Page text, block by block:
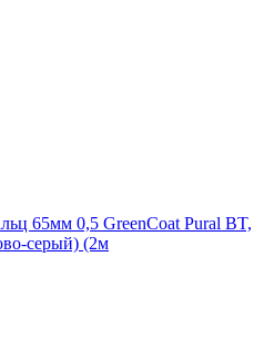
65мм 0,5 GreenCoat Pural BT,
серый) (2м